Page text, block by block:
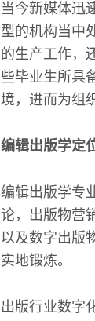
当今新媒体迅
型的机构当中
的生产工作，
些毕业生所具
境，进而为组
编辑出版学定
编辑出版学专
论，出版物营
以及数字出版
实地锻炼。
出版行业数字